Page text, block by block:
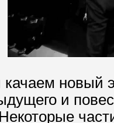
новый
и